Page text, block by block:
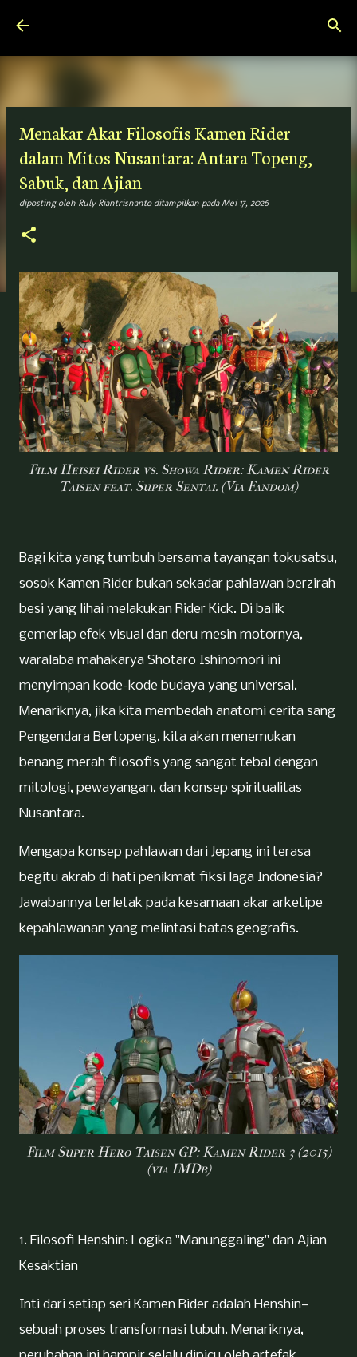
Menakar Akar Filosofis Kamen Rider
dalam Mitos Nusantara: Antara Topeng,
Sabuk, dan Ajian
diposting oleh Ruly Riantrisnanto ditampilkan padaMei 17, 2026
Film Heisei Rider vs. Showa Rider: Kamen Rider
Taisen feat. Super Sentai. (Via Fandom)
Bagi kita yang tumbuh bersama tayangan tokusatsu,
sosok Kamen Rider bukan sekadar pahlawan berzirah
besi yang lihai melakukan Rider Kick. Di balik
gemerlap efek visual dan deru mesin motornya,
waralaba mahakarya Shotaro Ishinomori ini
menyimpan kode-kode budaya yang universal.
Menariknya, jika kita membedah anatomi cerita sang
Pengendara Bertopeng, kita akan menemukan
benang merah filosofis yang sangat tebal dengan
mitologi, pewayangan, dan konsep spiritualitas
Nusantara.
Mengapa konsep pahlawan dari Jepang ini terasa
begitu akrab di hati penikmat fiksi laga Indonesia?
Jawabannya terletak pada kesamaan akar arketipe
kepahlawanan yang melintasi batas geografis.
Film Super Hero Taisen GP: Kamen Rider 3 (2015)
(via IMDb)
1. Filosofi Henshin: Logika "Manunggaling" dan Ajian
Kesaktian
Inti dari setiap seri Kamen Rider adalah Henshin—
sebuah proses transformasi tubuh. Menariknya,